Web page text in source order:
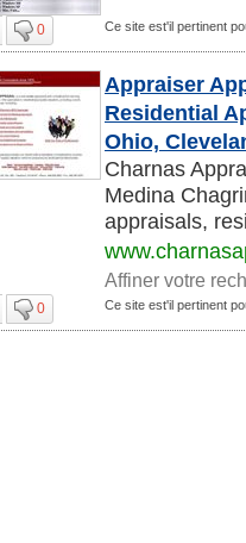
0 Ce site est'il pertinent
Appraiser
Residential
Ohio,
Charnas
Medina
appraisals,
Affiner votre
0 Ce site est'il pertinent